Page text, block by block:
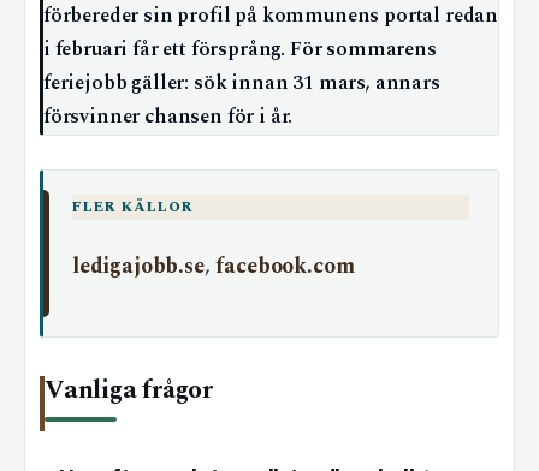
förbereder sin profil på kommunens portal redan
i februari får ett försprång. För sommarens
feriejobb gäller: sök innan 31 mars, annars
försvinner chansen för i år.
FLER KÄLLOR
ledigajobb.se,facebook.com
Vanliga frågor